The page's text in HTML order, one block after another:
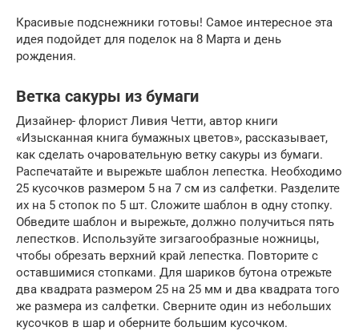
Красивые подснежники готовы! Самое интересное эта
идея подойдет для поделок на 8 Марта и день
рождения.
Ветка сакуры из бумаги
Дизайнер- флорист Ливия Четти, автор книги
«Изысканная книга бумажных цветов», рассказывает,
как сделать очаровательную ветку сакуры из бумаги.
Распечатайте и вырежьте шаблон лепестка. Необходимо
25 кусочков размером 5 на 7 см из салфетки. Разделите
их на 5 стопок по 5 шт. Сложите шаблон в одну стопку.
Обведите шаблон и вырежьте, должно получиться пять
лепестков. Используйте зигзагообразные ножницы,
чтобы обрезать верхний край лепестка. Повторите с
оставшимися стопками. Для шариков бутона отрежьте
два квадрата размером 25 на 25 мм и два квадрата того
же размера из салфетки. Сверните один из небольших
кусочков в шар и оберните большим кусочком.